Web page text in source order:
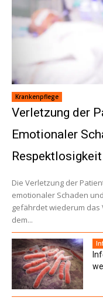
Krankenpflege
Verletzung der
Emotionaler
Respektlosigkeit
Die Verletzung der
emotionaler Schaden
gefährdet wiederum das
dem...